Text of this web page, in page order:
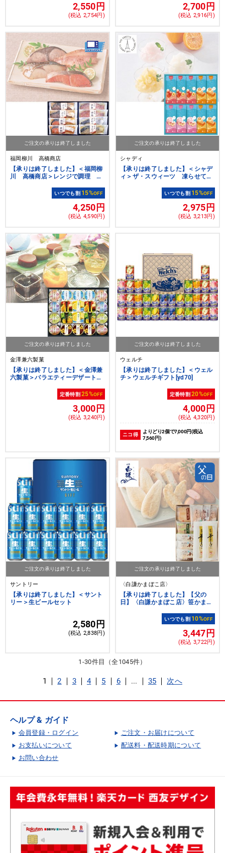
2,550円
(税込 2,754円)
2,700円
(税込 2,916円)
ご注文の承りは終了しました
福岡柳川 高橋商店
【承りは終了しました】＜福岡柳
川 高橋商店＞レンジで調理 西
いつでも割 15%OFF
4,250円
(税込 4,590円)
ご注文の承りは終了しました
シャディ
【承りは終了しました】＜シャデ
ィ＞ザ・スウィーツ 凍らせて食
いつでも割 15%OFF
2,975円
(税込 3,213円)
ご注文の承りは終了しました
金澤兼六製菓
【承りは終了しました】＜金澤兼
六製菓＞バラエティーデザートギ
定番特割25%OFF
3,000円
(税込 3,240円)
ご注文の承りは終了しました
ウェルチ
【承りは終了しました】＜ウェル
チ＞ウェルチギフト[yd70]
定番特割20%OFF
4,000円
(税込 4,320円)
ニコ得
よりどり2個で7,000円(税込
7,560円)
ご注文の承りは終了しました
サントリー
【承りは終了しました】＜サント
リー＞生ビールセット
2,580円
(税込 2,838円)
ご注文の承りは終了しました
〈白謙かまぼこ店〉
【承りは終了しました】【父の
日】〈白謙かまぼこ店〉笹かまぼ
いつでも割 10%OFF
3,447円
(税込 3,722円)
1-30件目（全1045件）
1 2 3 4 5 6 ... 35 次へ
ヘルプ & ガイド
会員登録・ログイン
ご注文・お届けについて
お支払いについて
配送料・配送時期について
お問い合わせ